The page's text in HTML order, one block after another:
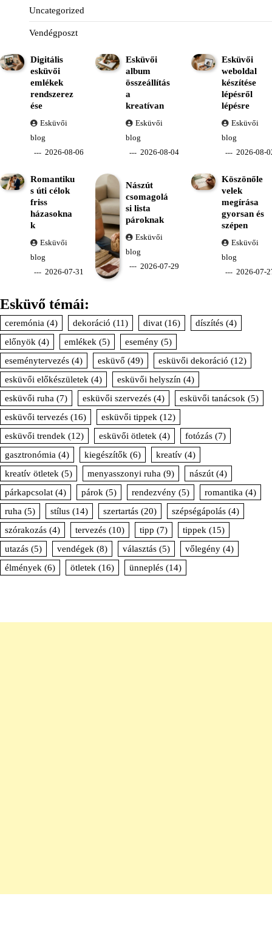
Uncategorized
Vendégposzt
Digitális
esküvői
emlékek
rendszerez
ése
Esküvői
blog
2026-08-06
Esküvői
album
összeállítás
a
kreatívan
Esküvői
blog
2026-08-04
Esküvői
weboldal
készítése
lépésről
lépésre
Esküvői
blog
2026-08-
Romantiku
s úti célok
friss
házasokna
k
Esküvői
blog
2026-07-31
Nászút
csomagolá
si lista
pároknak
Esküvői
blog
2026-07-29
Köszönőle
velek
megírása
gyorsan és
szépen
Esküvői
blog
2026-07-
Esküvő témái:
ceremónia (4) dekoráció (11) divat (16) díszítés (4)
előnyök (4) emlékek (5) esemény (5)
eseménytervezés (4) esküvő (49) esküvői dekoráció (12)
esküvői előkészületek (4) esküvői helyszín (4)
esküvői ruha (7) esküvői szervezés (4) esküvői tanácsok (5)
esküvői tervezés (16) esküvői tippek (12)
esküvői trendek (12) esküvői ötletek (4) fotózás (7)
gasztronómia (4) kiegészítők (6) kreatív (4)
kreatív ötletek (5) menyasszonyi ruha (9) nászút (4)
párkapcsolat (4) párok (5) rendezvény (5) romantika (4)
ruha (5) stílus (14) szertartás (20) szépségápolás (4)
szórakozás (4) tervezés (10) tipp (7) tippek (15)
utazás (5) vendégek (8) választás (5) vőlegény (4)
élmények (6) ötletek (16) ünneplés (14)